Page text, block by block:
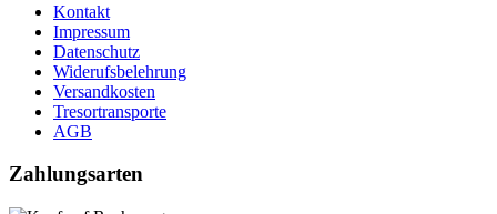
Kontakt
Impressum
Datenschutz
Widerufsbelehrung
Versandkosten
Tresortransporte
AGB
Zahlungsarten